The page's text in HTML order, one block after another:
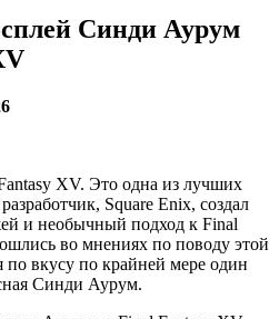
Синди Аурум
XV. Это одна из лучших
Square Enix, создал
и необычный подход к Final
во мнениях по поводу этой
вкусу по крайней мере один
Синди Аурум.